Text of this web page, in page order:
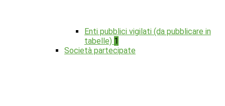
Enti pubblici vigilati (da pubblicare in
tabelle) 1
Società partecipate